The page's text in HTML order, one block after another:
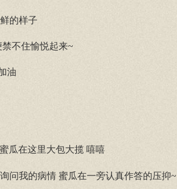
的样子
不住愉悦起来~
油
瓜在这里大包大揽 嘻嘻
问我的病情 蜜瓜在一旁认真作答的压抑~